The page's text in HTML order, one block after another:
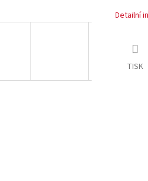
Detailní
TISK